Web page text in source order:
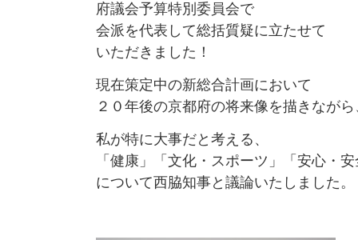
府議会予算特別委員会で
会派を代表して総括質疑に立たせて
いただきました！
現在策定中の新総合計画において
２０年後の京都府の将来像を描きながら
私が特に大事だと考える、
「健康」「文化・スポーツ」「安心・
について西脇知事と議論いたしました。